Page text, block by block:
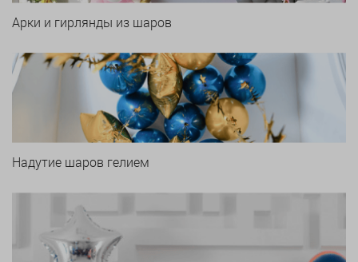
Арки и гирлянды из шаров
Надутие шаров гелием